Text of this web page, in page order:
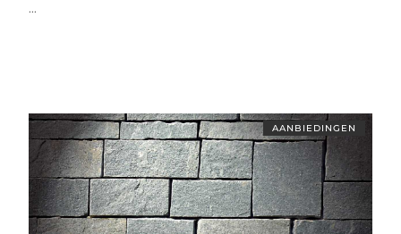
...
AANBIEDINGEN